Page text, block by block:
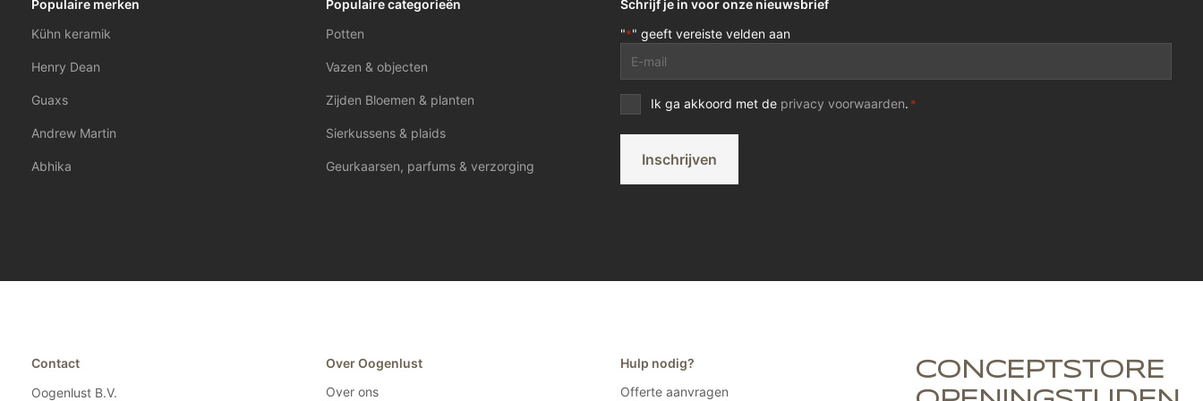
Populaire merken
Kühn keramik
Henry Dean
Guaxs
Andrew Martin
Abhika
Populaire categorieën
Potten
Vazen & objecten
Zijden Bloemen & planten
Sierkussens & plaids
Geurkaarsen, parfums & verzorging
Schrijf je in voor onze nieuwsbrief
"*" geeft vereiste velden aan
*PrivacyIk ga akkoord met de privacy voorwaarden. *
Inschrijven
Contact
Oogenlust B.V.
Over Oogenlust
Over ons
Hulp nodig?
Offerte aanvragen
CONCEPTSTORE